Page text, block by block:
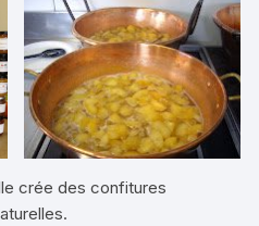
crée des confitures